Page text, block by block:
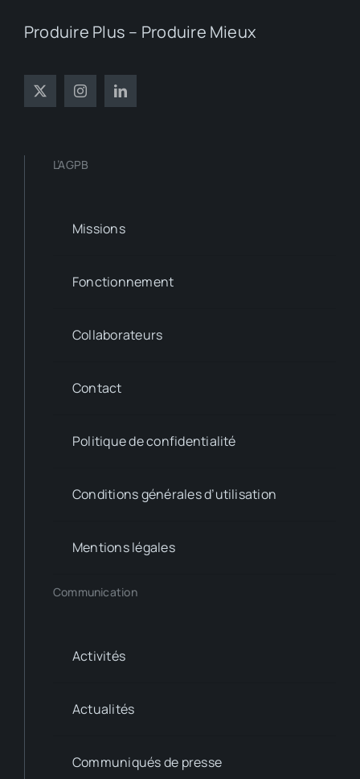
Produire Plus – Produire Mieux
L’AGPB
Missions
Fonctionnement
Collaborateurs
Contact
Politique de confidentialité
Conditions générales d’utilisation
Mentions légales
Communication
Activités
Actualités
Communiqués de presse